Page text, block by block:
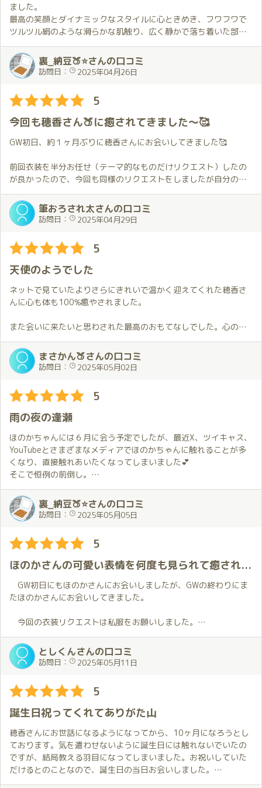
１回会ったらまた次、次に会ったらさらに次と会いたくなっちゃ
う😍
僕はこのほのか沼にどっぷりはまってます✨
(追伸)
お店には川崎駅から送迎車を利用しているのですが、運転手さん
が「桜のトンネルがきれいですよ🌸」と教えてくれて、つかの間
の花見を楽しみました。
安全運転で寡黙な方が多いですが、時々いい情報を教えてくれた
りするので、移動中が少し楽しみだったりしてます。
もずっと長くハグしてくれました。
2枠にしたことで通常よりは時間があるため、この日は穂香さんが
普段以上に時間をかけて優しく丁寧に進めてくれている感じで
す。
そのような状況で前回と同じく最初の場所から移動出来ないま
ま…となったことと時間を贅沢に使えることから普段とは異なる
お願いをしました。
時間をかけてゆっくり進めてくれる穂香さんの対応と初めてお願
いしたことが私に合っていて非常に素晴らしい体験でした。
これまで感じたことのない気持ち良さと幸せな感覚に包まれて本
当に楽しかった…
普段の王道的な感じも今回お願いした内容もとても良くて優劣が
とになりそうです。
2枠でお願いしたこと自体はあるのですが琥珀での2枠は初めてで
した。
豪華なお部屋で穂香さんを傍に感じながらゆっくり過ごすことが
出来てとても幸せな時間でした。
2枠にしていただけたことで初めて経験する楽しさも感じられ非常
に良かったです。
時間が取れるときには2枠でお伺いする機会をまた作りたいと思い
ます。
5月の予定もお伝えすることが出来たので次にお会い出来る日を楽
ました。
最高の笑顔とダイナミックなスタイルに心ときめき、フワフワで
ツルツル絹のような滑らかな肌触り、広く静かで落ち着いた部屋
で、経験豊富からくるハード&ソフトスキルのサービスを十分に堪
能し心地良さと安心感をいただき穏やかな時間を過ごすことがで
きました。ありがとうございます！
神社で参拝して第〇京浜道路脇の🌺を鑑賞しながらYou Tube で観
たとおりの高級な玄関口へ
スタッフさんのさりげない対応にも高級感をいただきました。自
身G.W.唯一満喫できた日になりました。
裏_納豆🍑⭐さんの口コミ
訪問日： 2025年04月26日
5
今回も穂香さん🍑に癒されてきました～🥰
GW初日、約１ヶ月ぶりに穂香さんにお会いしてきました🥰
前回衣装を半分お任せ（テーマ的なものだけリクエスト）したの
が良かったので、今回も同様のリクエストをしましたが自分の想
像をはるかに超える姿で出迎えにいらした時はドキドキしちゃい
ました😍。
ただ、目のやり場に困ってしまいましたが…😳。
お部屋に入ってのハグから始まるプレイの詳細は恥ずかしいので
控えますが、同じプレイ内容でもお会いする回数が増える度によ
り自分好みになっている気がしました😂。
自分的には穂香さんのSNS等で発信しているイメージとお部屋の
中でイチャイチャしている時の穂香さんのギャップに益々興奮し
ただ２回目のチャレンジでは自分の不甲斐なさのせいで穂香さん
に御迷惑を掛けてしまいましたが…😭。
また、お会いする度に自分の事を知ってくれようとしてくれる事
が穂香さんの端々から感じられて、穂香さんとの距離が縮まった
気がして嬉しい気持ちになりました😆。
次にお会いするお約束はしてあるので、今からお会い出来るのが
楽しみです🤩。
筆おろされ太さんの口コミ
訪問日： 2025年04月29日
5
天使のようでした
ネットで見ていたよりさらにきれいで温かく迎えてくれた穂香さ
んに心も体も100%癒やされました。
また会いに来たいと思わされた最高のおもてなしでした。心の中
に自分で立てたハードルに邪魔されないでそのハードルを片付け
て踏み出すことがとても大切と実感しました。
まさかん🍑さんの口コミ
訪問日： 2025年05月02日
5
雨の夜の逢瀬
ほのかちゃんには６月に会う予定でしたが、最近X、ツイキャス、
YouTubeとさまざまなメディアでほのかちゃんに触れることが多
くなり、直接触れあいたくなってしまいました💕
そこで恒例の前倒し。
今回は、いつもと違う経験がしたかったのとスーツ姿をまた褒め
てもらいたいという不埒な理由から夜を選択🌃✨
１日働いた後で大丈夫？とは思いましたが、ほのかちゃんとなら
大丈夫！僕も好きだし💕ということで、心配する要素はなしと判
断しました。
当日は気もそぞろ。
一応仕事も頑張っていましたが、時計ばかり見ていた気がします
⌚️
ったです。
そしていよいよご対面💕
ほのかちゃんはいつも以上にかわいく、笑顔も素敵でした😊
衣装は私服。これがまた見惚れるほど綺麗✨
意図せず夜の密会といった感じになり、背徳感も高まります↗️
今日もたのしい予感しかしません！
その後お部屋に入って、熱い抱擁・・・
日々のモヤモヤ、今日の疲れが瞬時に消えていくのを感じます。
本当に最高の瞬間！！
ここからは２人の世界。
ほのかちゃんのおもてなしはいつも以上に激しくて、えっ！こん
裏_納豆🍑⭐さんの口コミ
訪問日： 2025年05月05日
5
ほのかさんの可愛い表情を何度も見られて癒されました
GW初日にもほのかさんにお会いしましたが、GWの終わりにま
たほのかさんにお会いしてきました。
今回の衣装リクエストは私服をお願いしました。
お出迎えの時衣装からチラリと見える素肌にドキドキしちゃいま
した💓。
手をつないでお部屋まで案内され、まずは挨拶のハグ🤗。
この瞬間心地良さで頭が真っ白になってしまいました😯。
恥ずかしながら、この時もうちょっと反応しちゃってました😳。
その後軽くお話ししつつプレイに入っていくのですが、今回ほ
のかさんの表情がいつも以上に可愛くて何度も「可愛い🥰」って
口走ってました。
特に意地悪っぽい事を言う時の、いたずらする子供の様な表情が
たまらなく可愛かったです😄。
としくんさんの口コミ
訪問日： 2025年05月11日
5
誕生日祝ってくれてありがた山
穂香さんにお世話になるようになってから、10ヶ月になろうとし
ております。気を遣わせないように誕生日には触れないでいたの
ですが、結局教える羽目になってしまいました。お祝いしていた
だけるとのことなので、誕生日の当日お会いしました。
いつも変わらぬ、きめ細やかなおもてなしを受け、身も心も満足